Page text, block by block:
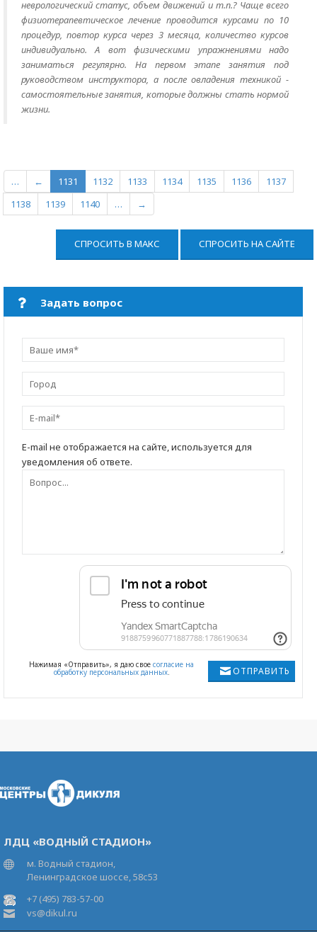
неврологический статус, объем движений и т.п.? Чаще всего
физиотерапевтическое лечение проводится курсами по 10
процедур, повтор курса через 3 месяца, количество курсов
индивидуально. А вот физическими упражнениями надо
заниматься регулярно. На первом этапе занятия под
руководством инструктора, а после овладения техникой -
самостоятельные занятия, которые должны стать нормой
жизни.
… ← 1131 1132 1133 1134 1135 1136
1137
1138
1139 1140 … →
СПРОСИТЬ В МАКС СПРОСИТЬ НА САЙТЕ
Задать вопрос
E-mail не отображается на сайте, используется для
уведомления об ответе.
ОТПРАВИТЬ
Нажимая «Отправить», я даю свое согласие на
обработку персональных данных.
ЛДЦ «ВОДНЫЙ СТАДИОН»
м. Водный стадион,
Ленинградское шоссе, 58с53
+7 (495) 783-57-00
vs@dikul.ru